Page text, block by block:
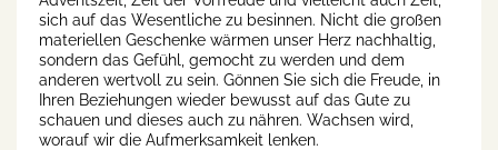
sich auf das Wesentliche zu besinnen. Nicht die großen
materiellen Geschenke wärmen unser Herz nachhaltig,
sondern das Gefühl, gemocht zu werden und dem
anderen wertvoll zu sein. Gönnen Sie sich die Freude, in
Ihren Beziehungen wieder bewusst auf das Gute zu
schauen und dieses auch zu nähren. Wachsen wird,
worauf wir die Aufmerksamkeit lenken.